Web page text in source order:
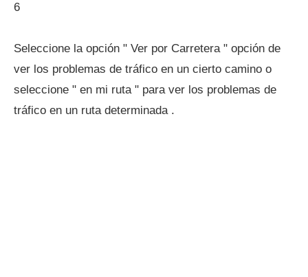
6
Seleccione la opción " Ver por Carretera " opción de
ver los problemas de tráfico en un cierto camino o
seleccione " en mi ruta " para ver los problemas de
tráfico en un ruta determinada .